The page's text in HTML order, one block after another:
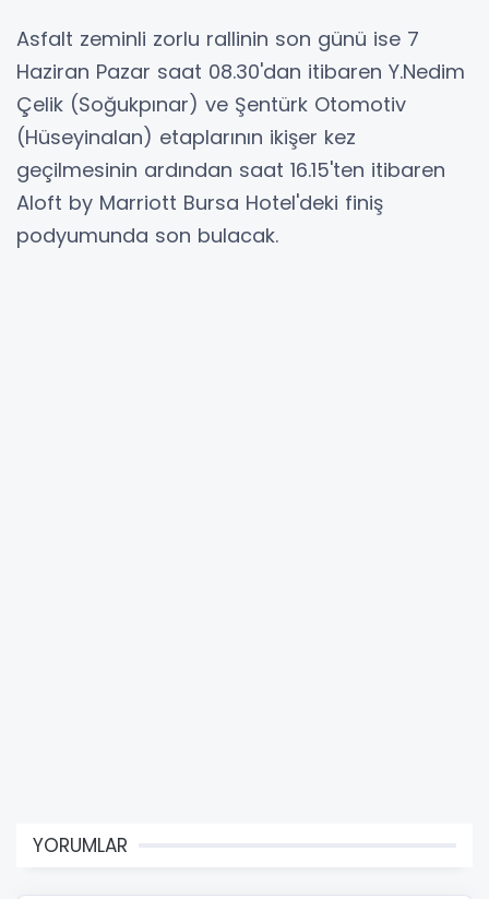
Asfalt zeminli zorlu rallinin son günü ise 7
Haziran Pazar saat 08.30'dan itibaren Y.Nedim
Çelik (Soğukpınar) ve Şentürk Otomotiv
(Hüseyinalan) etaplarının ikişer kez
geçilmesinin ardından saat 16.15'ten itibaren
Aloft by Marriott Bursa Hotel'deki finiş
podyumunda son bulacak.
YORUMLAR